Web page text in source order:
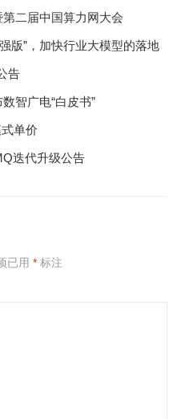
二届中国算力网大会
版”，加快行业大模型的落地
告
智广电“白皮书”
单价
迭代升级公告
已用 *标注